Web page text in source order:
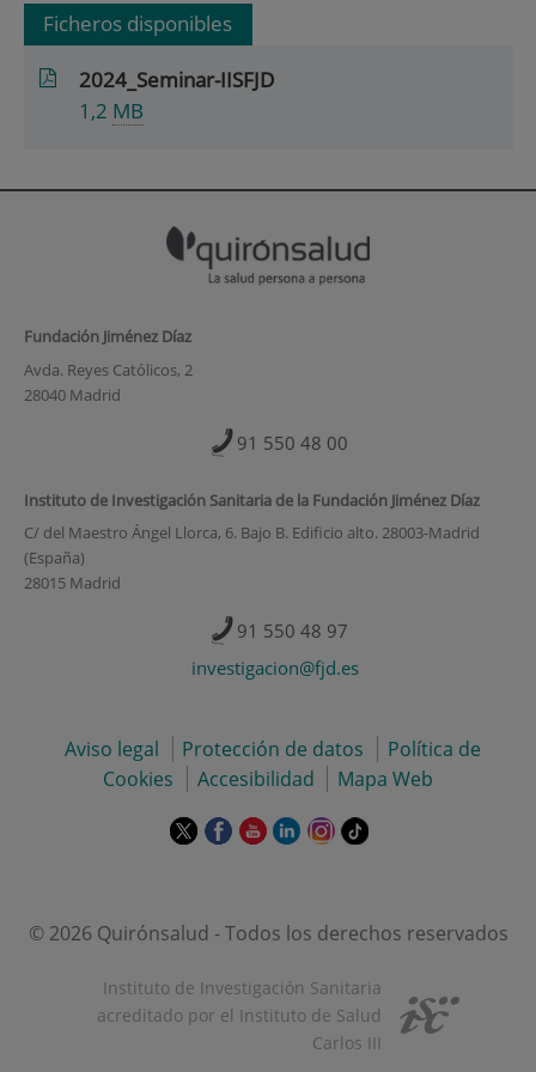
Ficheros disponibles
2024_Seminar-IISFJD
1,2 MB
Fundación Jiménez Díaz
Avda. Reyes Católicos, 2
28040 Madrid
91 550 48 00
Instituto de Investigación Sanitaria de la Fundación Jiménez Díaz
C/ del Maestro Ángel Llorca, 6. Bajo B. Edificio alto. 28003-Madrid
(España)
28015 Madrid
91 550 48 97
investigacion@fjd.es
Aviso legal Protección de datos
Política de
Cookies
Accesibilidad Mapa Web
Este
en
ventana
nueva.
Este
en
ventana
nueva.
Este
en
ventana
Este
en
ventana
nueva.
Este
en
ventana
nueva.
Enlace
externa.
© 2026 Quirónsalud - Todos los derechos reservados
Instituto de Investigación Sanitaria
acreditado por el Instituto de Salud
Carlos III